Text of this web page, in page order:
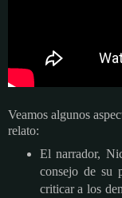
Veamos algunos
relato:
El narrador,
consejo de su
criticar a los